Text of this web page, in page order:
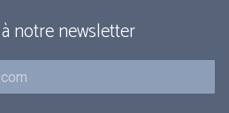
notre newsletter